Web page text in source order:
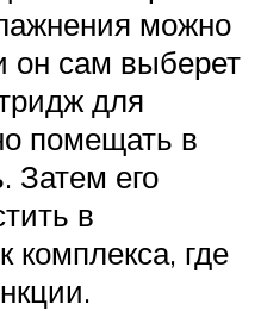
можно
он сам выберет
для
помещать в
Затем его
в
комплекса, где